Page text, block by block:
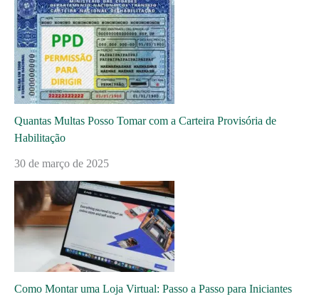
Quantas Multas Posso Tomar com a Carteira Provisória de
Habilitação
30 de março de 2025
Como Montar uma Loja Virtual: Passo a Passo para Iniciantes